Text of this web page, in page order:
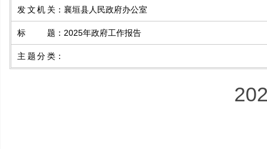
发文机关 ： 襄垣县人民政府办公室
标题 ： 2025年政府工作报告
主题分类 ：